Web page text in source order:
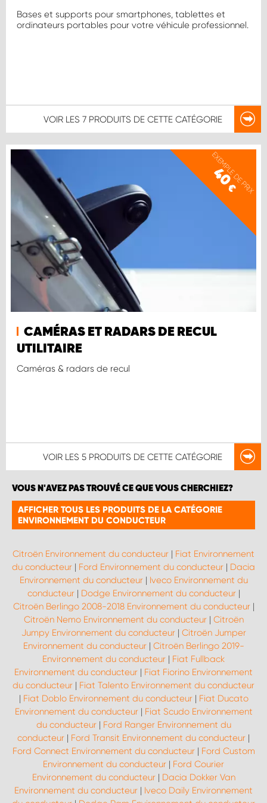
Bases et supports pour smartphones, tablettes et
ordinateurs portables pour votre véhicule professionnel.
VOIR LES 7 PRODUITS DE CETTE CATÉGORIE
EXEMPLE DE PRIX
40
€
CAMÉRAS ET RADARS DE RECUL
UTILITAIRE
Caméras & radars de recul
VOIR LES 5 PRODUITS DE CETTE CATÉGORIE
VOUS N'AVEZ PAS TROUVÉ CE QUE VOUS CHERCHIEZ?
AFFICHER TOUS LES PRODUITS DE LA CATÉGORIE
ENVIRONNEMENT DU CONDUCTEUR
Citroën Environnement du conducteur | Fiat Environnement
du conducteur | Ford Environnement du conducteur | Dacia
Environnement du conducteur| Iveco Environnement du
conducteur| Dodge Environnement du conducteur|
Citroën Berlingo 2008-2018 Environnement du conducteur|
Citroën Nemo Environnement du conducteur| Citroën
Jumpy Environnement du conducteur| Citroën Jumper
Environnement du conducteur| Citroën Berlingo 2019-
Environnement du conducteur | Fiat Fullback
Environnement du conducteur | Fiat Fiorino Environnement
du conducteur | Fiat Talento Environnement du conducteur
| Fiat Doblo Environnement du conducteur| Fiat Ducato
Environnement du conducteur| Fiat Scudo Environnement
du conducteur| Ford Ranger Environnement du
conducteur | Ford Transit Environnement du conducteur |
Ford Connect Environnement du conducteur| Ford Custom
Environnement du conducteur | Ford Courier
Environnement du conducteur| Dacia Dokker Van
Environnement du conducteur | Iveco Daily Environnement